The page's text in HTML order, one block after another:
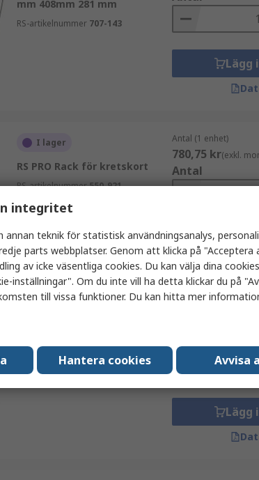
mm 408mm 281 mm
RS-artikelnummer 707-143
Lägg
I lager
RS PRO Rack för kretskort
RS-artikelnummer550-921
Antal (1 enhet)
780,75 kr(exkl.
Antal
Lägg
RS PRO Rack för kretskort 96
mm 270mm 210 mm
Antal
Lägg
integritet
annan teknik för statistisk användningsanalys,
parts webbplatser. Genom att klicka på "Acceptera
av icke väsentliga cookies. Du kan välja dina
inställningar". Om du inte vill ha detta klickar du på
till vissa funktioner. Du kan hitta mer
Hantera cookies Avvisa